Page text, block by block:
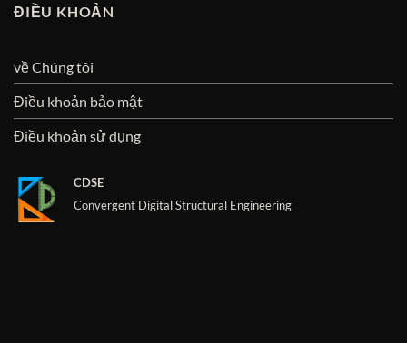
ĐIỀU KHOẢN
về Chúng tôi
Điều khoản bảo mật
Điều khoản sử dụng
CDSE
Convergent Digital Structural Engineering